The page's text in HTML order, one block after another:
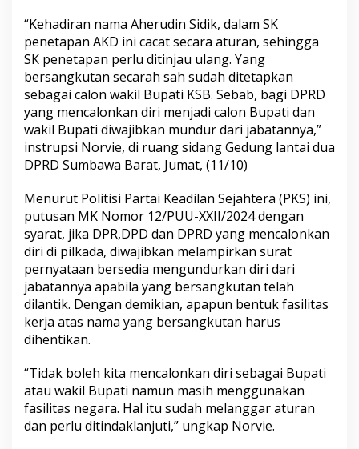
“Kehadiran nama Aherudin Sidik, dalam SK
penetapan AKD ini cacat secara aturan, sehingga
SK penetapan perlu ditinjau ulang. Yang
bersangkutan secarah sah sudah ditetapkan
sebagai calon wakil Bupati KSB. Sebab, bagi DPRD
yang mencalonkan diri menjadi calon Bupati dan
wakil Bupati diwajibkan mundur dari jabatannya,”
instrupsi Norvie, di ruang sidang Gedung lantai dua
DPRD Sumbawa Barat, Jumat, (11/10)
Menurut Politisi Partai Keadilan Sejahtera (PKS) ini,
putusan MK Nomor 12/PUU-XXII/2024 dengan
syarat, jika DPR,DPD dan DPRD yang mencalonkan
diri di pilkada, diwajibkan melampirkan surat
pernyataan bersedia mengundurkan diri dari
jabatannya apabila yang bersangkutan telah
dilantik. Dengan demikian, apapun bentuk fasilitas
kerja atas nama yang bersangkutan harus
dihentikan.
“Tidak boleh kita mencalonkan diri sebagai Bupati
atau wakil Bupati namun masih menggunakan
fasilitas negara. Hal itu sudah melanggar aturan
dan perlu ditindaklanjuti,” ungkap Norvie.